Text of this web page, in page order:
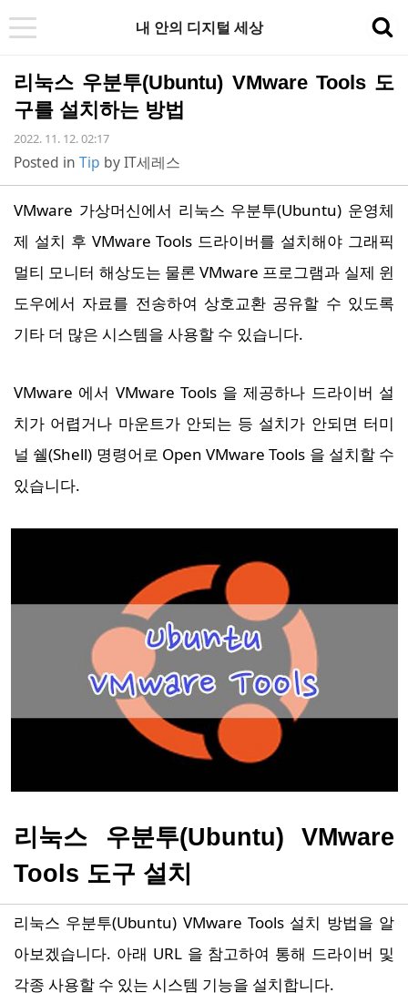
t
g
g
l
e
v
i
g
a
i
o
n
내 안의 디지털 세상
리눅스 우분투(Ubuntu) VMware Tools 도
구를 설치하는 방법
2022. 11. 12. 02:17
Posted in Tip byIT세레스
VMware 가상머신에서 리눅스 우분투(Ubuntu) 운영체
제 설치 후 VMware Tools 드라이버를 설치해야 그래픽
멀티 모니터 해상도는 물론 VMware 프로그램과 실제 윈
도우에서 자료를 전송하여 상호교환 공유할 수 있도록
기타 더 많은 시스템을 사용할 수 있습니다.
VMware 에서 VMware Tools 을 제공하나 드라이버 설
치가 어렵거나 마운트가 안되는 등 설치가 안되면 터미
널 쉘(Shell) 명령어로 Open VMware Tools 을 설치할 수
있습니다.
리눅스 우분투(Ubuntu) VMware
Tools 도구 설치
리눅스 우분투(Ubuntu) VMware Tools 설치 방법을 알
아보겠습니다. 아래 URL 을 참고하여 통해 드라이버 및
각종 사용할 수 있는 시스템 기능을 설치합니다.